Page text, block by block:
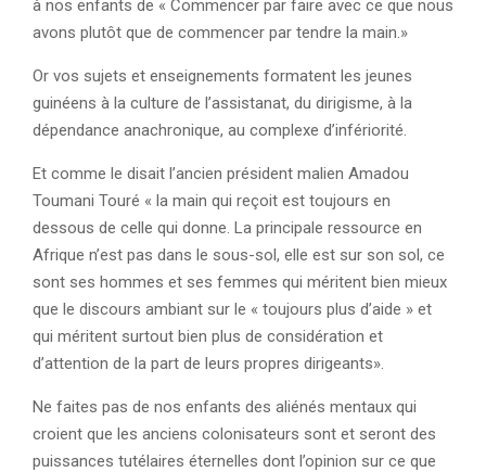
à nos enfants de « Commencer par faire avec ce que nous
avons plutôt que de commencer par tendre la main.»
Or vos sujets et enseignements formatent les jeunes
guinéens à la culture de l’assistanat, du dirigisme, à la
dépendance anachronique, au complexe d’infériorité.
Et comme le disait l’ancien président malien Amadou
Toumani Touré « la main qui reçoit est toujours en
dessous de celle qui donne. La principale ressource en
Afrique n’est pas dans le sous-sol, elle est sur son sol, ce
sont ses hommes et ses femmes qui méritent bien mieux
que le discours ambiant sur le « toujours plus d’aide » et
qui méritent surtout bien plus de considération et
d’attention de la part de leurs propres dirigeants».
Ne faites pas de nos enfants des aliénés mentaux qui
croient que les anciens colonisateurs sont et seront des
puissances tutélaires éternelles dont l’opinion sur ce que